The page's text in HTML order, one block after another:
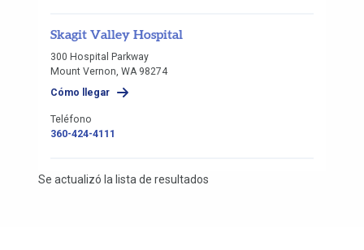
Skagit Valley Hospital
300 Hospital Parkway
Mount Vernon, WA 98274
Cómo llegar
Teléfono
360-424-4111
Se actualizó la lista de resultados